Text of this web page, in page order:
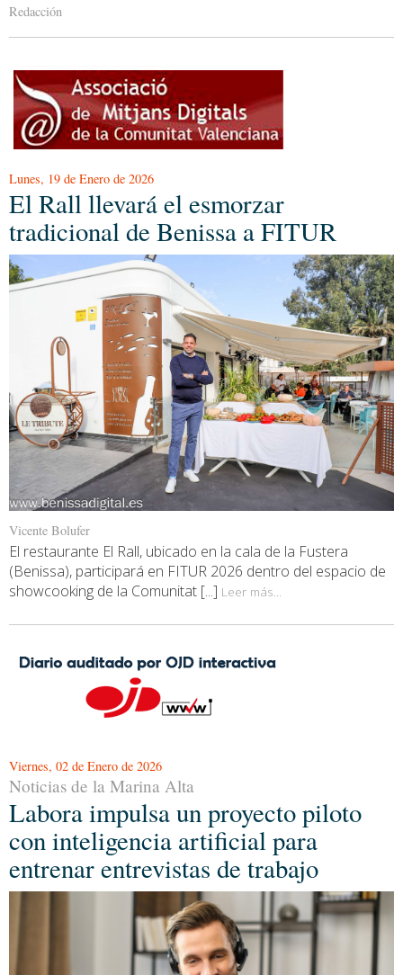
Redacción
Lunes, 19 de Enero de 2026
El Rall llevará el esmorzar
tradicional de Benissa a FITUR
Vicente Bolufer
El restaurante El Rall, ubicado en la cala de la Fustera
(Benissa), participará en FITUR 2026 dentro del espacio de
showcooking de la Comunitat [...] Leer más...
Viernes, 02 de Enero de 2026
Noticias de la Marina Alta
Labora impulsa un proyecto piloto
con inteligencia artificial para
entrenar entrevistas de trabajo